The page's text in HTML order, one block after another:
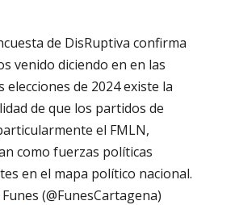
de DisRuptiva confirma
venido diciendo en en las
elecciones de 2024 existe la
de que los partidos de
el FMLN,
como fuerzas políticas
en el mapa político nacional.
(@FunesCartagena)